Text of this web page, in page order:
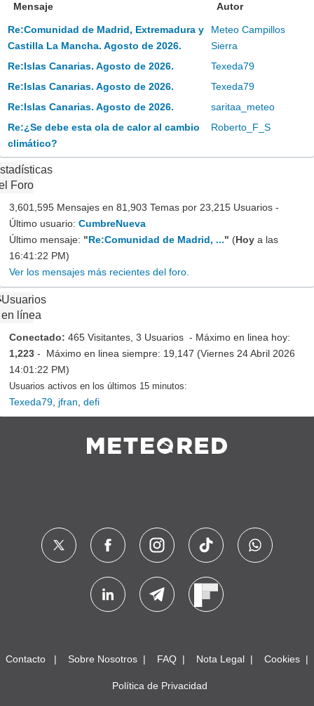
Mensaje Autor
Re:Comunidad de Madrid, Extremadura y
Castilla La Mancha. Agosto de 2026.
Meteo Campillos
Sierra
Re:Islas Canarias. Agosto de 2026.
Texeda79
Re:Islas Canarias. Agosto de 2026.
Texeda79
Re:Islas Canarias. Agosto de 2026.
saritaa_meteo
Re:¿Se debe esta ola de calor al cambio
climático?
Roberto_F_S
Foro
3,601,595 Mensajes en 81,903 Temas por 23,215 Usuarios -
Último usuario: CumbreNueva
Último mensaje: "Re:Comunidad de Madrid, ..." (Hoy a las
16:41:22 PM)
Ver los mensajes más recientes del foro.
Usuarios
en línea
Conectado: 465 Visitantes, 3 Usuarios - Máximo en linea hoy:
1,223 - Máximo en linea siempre: 19,147 (Viernes 24 Abril 2026
14:01:22 PM)
Usuarios activos en los últimos 15 minutos:
Texeda79 jfran defi
Contacto Sobre Nosotros FAQ Nota Legal Cookies
Política de Privacidad